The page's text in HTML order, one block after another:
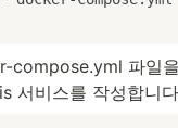
compose.yml 파일
서비스를 작성합니